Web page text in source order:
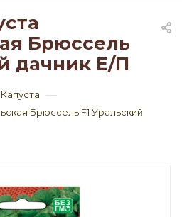
Брюссель
дачник Е/П
Капуста —
Брюссель F1 Уральский